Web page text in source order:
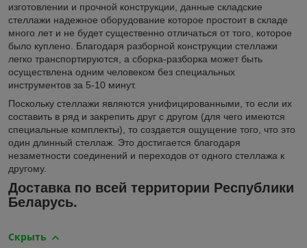
изготовлении и прочной конструкции, данные складские
стеллажи надежное оборудование которое простоит в складе
много лет и не будет существенно отличаться от того, которое
было куплено. Благодаря разборной конструкции стеллажи
легко транспортируются, а сборка-разборка может быть
осуществлена одним человеком без специальных
инструментов за 5-10 минут.
Поскольку стеллажи являются унифицированными, то если их
составить в ряд и закрепить друг с другом (для чего имеются
специальные комплекты), то создается ощущение того, что это
один длинный стеллаж. Это достигается благодаря
незаметности соединений и переходов от одного стеллажа к
другому.
Доставка по всей территории Республики
Беларусь.
Скрыть